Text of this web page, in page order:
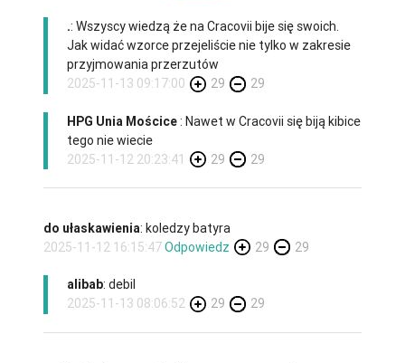
.: Wszyscy wiedzą że na Cracovii bije się swoich.
Jak widać wzorce przejeliście nie tylko w zakresie
przyjmowania przerzutów
2025-11-13 09:17:00
29 29
HPG Unia Mościce: Nawet w Cracovii się biją kibice
tego nie wiecie
2025-11-12 20:23:41
29 29
do ułaskawienia: koledzy batyra
2025-11-12 16:15:47Odpowiedz 29 29
alibab: debil
2025-11-13 08:06:52
29 29